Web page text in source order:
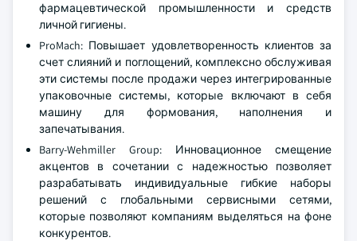
фармацевтической промышленности и средств
личной гигиены.
ProMach: Повышает удовлетворенность клиентов за
счет слияний и поглощений, комплексно обслуживая
эти системы после продажи через интегрированные
упаковочные системы, которые включают в себя
машину для формования, наполнения и
запечатывания.
Barry-Wehmiller Group: Инновационное смещение
акцентов в сочетании с надежностью позволяет
разрабатывать индивидуальные гибкие наборы
решений с глобальными сервисными сетями,
которые позволяют компаниям выделяться на фоне
конкурентов.